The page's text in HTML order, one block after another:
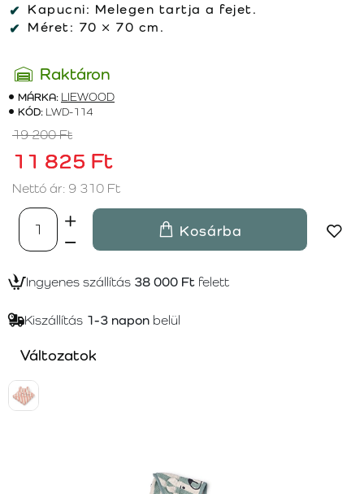
Kapucni: Melegen tartja a fejet.
Méret: 70 × 70 cm.
Raktáron
MÁRKA: LIEWOOD
KÓD: LWD-114
11 825 Ft
19 200 Ft
Nettó ár: 9 310 Ft
Kosárba
Ingyenes szállítás 38 000 Ft felett
Kiszállítás 1-3 napon belül
Változatok